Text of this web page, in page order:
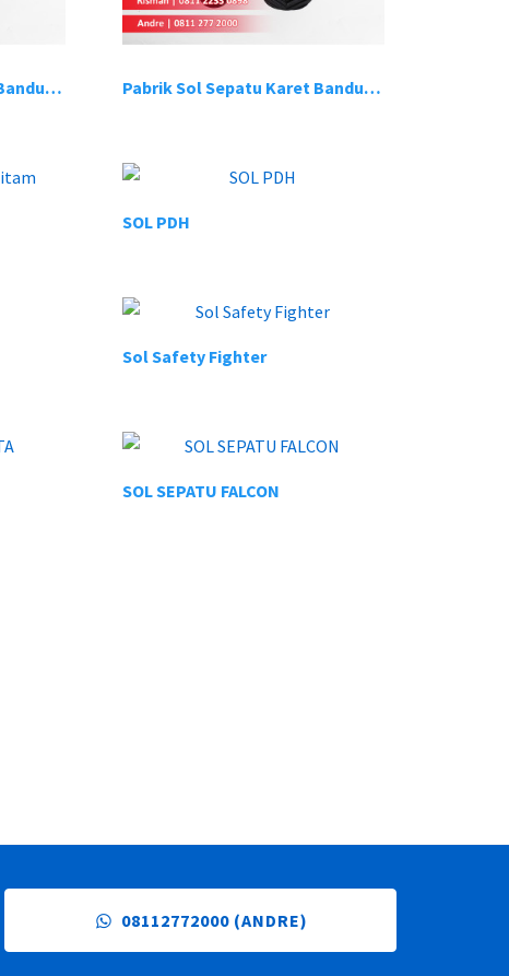
Pabrik Sol Sepatu Karet Bandung 8 Pabrik Sol Sepatu Karet Bandung 9
SOL PDH
Sol Safety Fighter
SOL SEPATU FALCON
08112772000 (ANDRE)